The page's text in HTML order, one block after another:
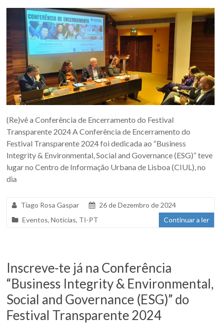
(Re)vê a Conferência de Encerramento do Festival
Transparente 2024 A Conferência de Encerramento do
Festival Transparente 2024 foi dedicada ao “Business
Integrity & Environmental, Social and Governance (ESG)” teve
lugar no Centro de Informação Urbana de Lisboa (CIUL), no
dia
Tiago Rosa Gaspar
26 de Dezembro de 2024
Eventos,Notícias, TI-PT Continuar a ler
Inscreve-te já na Conferência
“Business Integrity & Environmental,
Social and Governance (ESG)” do
Festival Transparente 2024